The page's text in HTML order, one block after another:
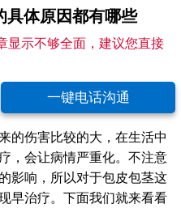
具体原因都有哪些
显示不够全面，建议您直接
一键电话沟通
伤害比较的大，在生活中
，会让病情严重化。不注意
影响，所以对于包皮包茎这
早治疗。下面我们就来看看